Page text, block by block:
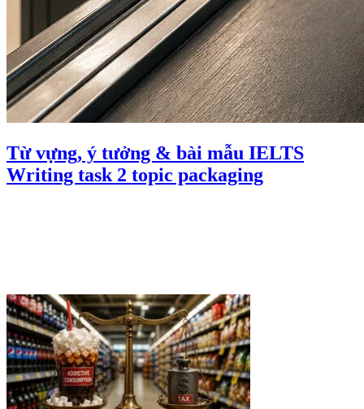
Từ vựng, ý tưởng & bài mẫu IELTS
Writing task 2 topic packaging